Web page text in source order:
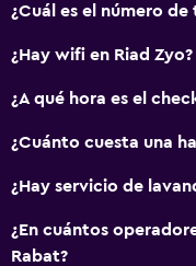
¿Cuál es el número
¿Hay wifi en Riad Zyo?
¿A qué hora es el
¿Cuánto cuesta una
¿Hay servicio de
¿En cuántos
Rabat?